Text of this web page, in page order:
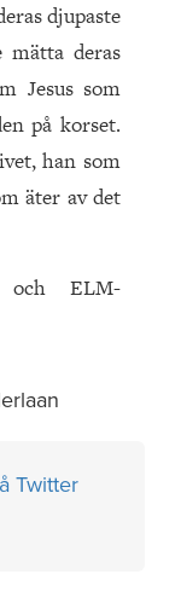
djupaste
deras
Jesus som
på korset.
han som
äter av det
och ELM-
Twitter